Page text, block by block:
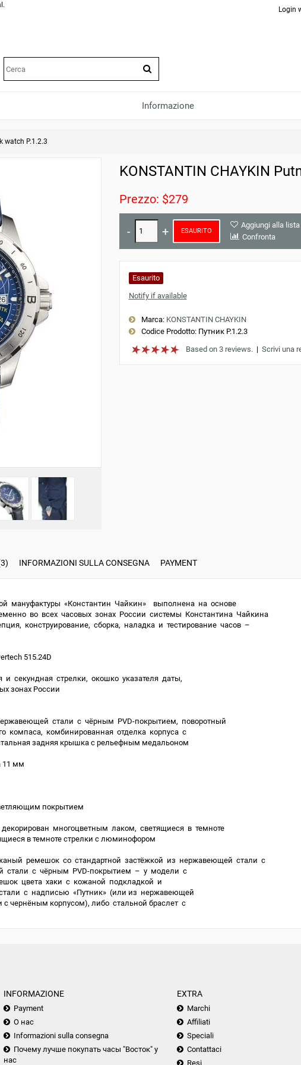
Login
Informazione
watch Р.1.2.3
KONSTANTIN CHAYKIN
Prezzo: $279
ESAURITO
Aggiungi alla
Confronta
Esaurito
Notify if available
Marca: KONSTANTIN CHAYKIN
Codice Prodotto:Путник Р.1.2.3
Based on 3 reviews.| Scrivi una
INFORMAZIONI SULLA CONSEGNA PAYMENT
мануфактуры «Константин Чайкин» выполнена на основе
во всех часовых зонах России системы Константина Чайкина
конструирование, сборка, наладка и тестирование часов –
515.24D
и секундная стрелки, окошко указателя даты,
зонах России
стали с чёрным PVD-покрытием, поворотный
компаса, комбинированная отделка корпуса с
задняя крышка с рельефным медальоном
11 мм
покрытием
многоцветным лаком, светящиеся в темноте
в темноте стрелки с люминофором
ремешок со стандартной застёжкой из нержавеющей стали с
стали с чёрным PVD-покрытием – у модели с
цвета хаки с кожаной подкладкой и
с надписью «Путник» (или из нержавеющей
чернёным корпусом), либо стальной браслет с
INFORMAZIONE
Payment
О нас
Informazioni sulla consegna
Почему лучше покупать часы "Восток" у
нас
EXTRA
Marchi
Affiliati
Speciali
Contattaci
Resi